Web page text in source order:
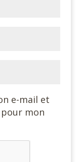
e-mail et
mon